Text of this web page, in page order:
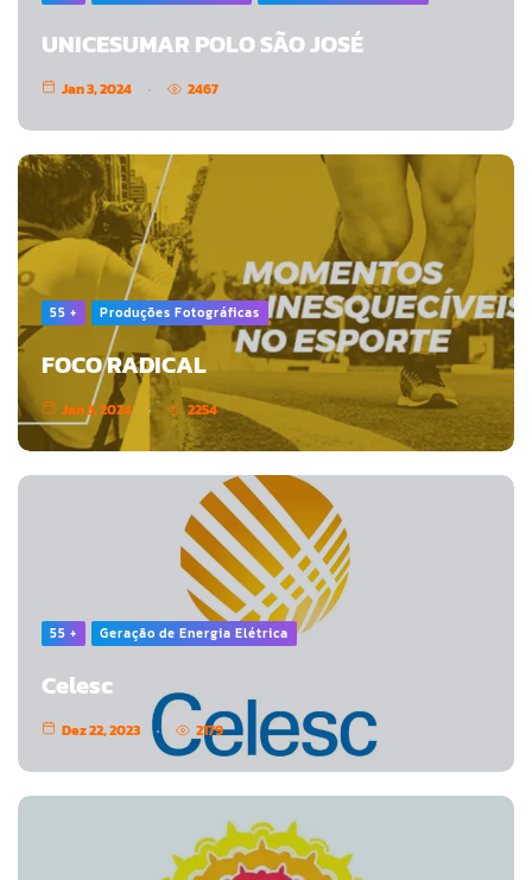
UNICESUMAR POLO SÃO JOSÉ
Jan 3, 2024 2467
55 + Produções Fotográficas
FOCO RADICAL
Jan 3, 2024 2254
55 + Geração de Energia Elétrica
Celesc
Dez 22, 2023 2179